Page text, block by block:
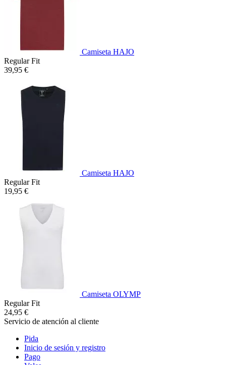
Camiseta HAJO
Regular Fit
39,95 €
Camiseta HAJO
Regular Fit
19,95 €
Camiseta OLYMP
Regular Fit
24,95 €
Servicio de atención al cliente
Pida
Inicio de sesión y registro
Pago